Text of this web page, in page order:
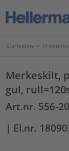
Startsiden > Produkter
Merkeskilt,
gul,
Art.nr. 556-
| El.nr.